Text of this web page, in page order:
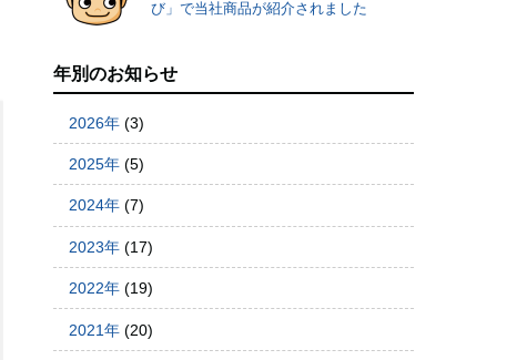
び」で当社商品が紹介されました
年別のお知らせ
2026年 (3)
2025年 (5)
2024年 (7)
2023年 (17)
2022年 (19)
2021年 (20)